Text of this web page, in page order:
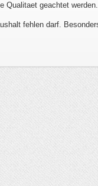
Qualitaet geachtet werden.
fehlen darf.